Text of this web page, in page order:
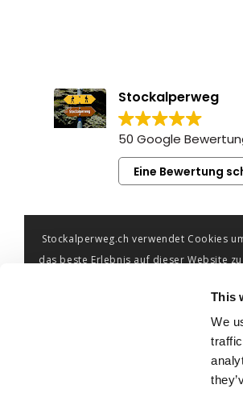
This
We
Stockalperweg
50 Google
Eine Bewertung
© Brig Simplon Tourismus AG
Stockalperweg.ch verwendet Cookies
das beste Erlebnis auf dieser Website
damit einverstanden, dass Cookies